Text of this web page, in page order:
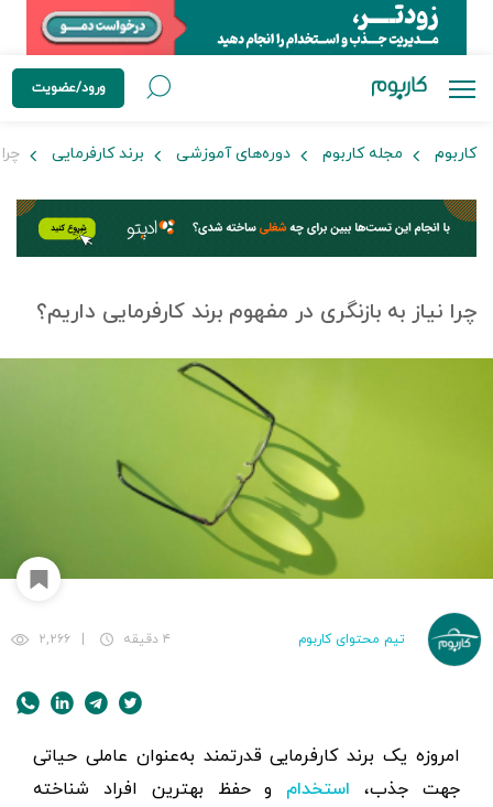
ورود/عضویت
کاربوم مجله کاربوم دوره‌های آموزشی برند کارفرمایی
چرا نیاز به بازنگری در مفهوم برند کارفرمایی داریم؟
تیم محتوای کاربوم ۴ دقیقه ۲,۲۶۶
امروزه یک برند کارفرمایی قدرتمند به‌عنوان عاملی حیاتی
جهت جذب،
استخدام
و حفظ بهترین افراد شناخته